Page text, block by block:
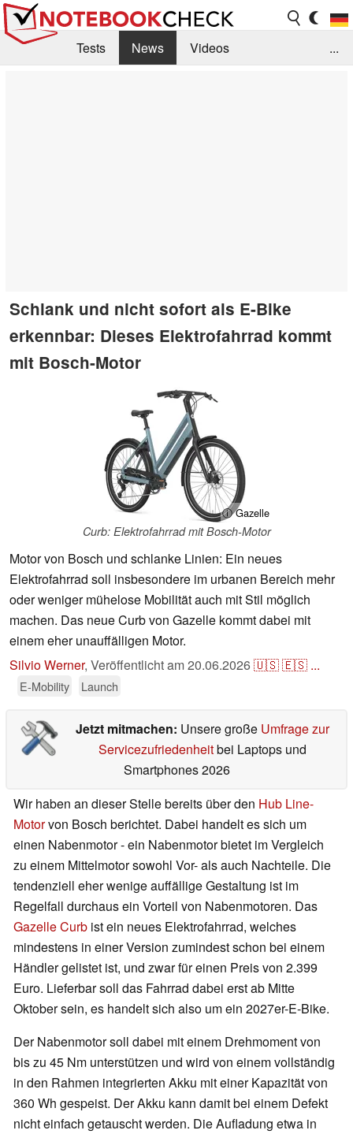
Tests News
Videos
...
Schlank und nicht sofort als E-Bike
erkennbar: Dieses Elektrofahrrad kommt
mit Bosch-Motor
ⓘ Gazelle
Curb: Elektrofahrrad mit Bosch-Motor
Motor von Bosch und schlanke Linien: Ein neues
Elektrofahrrad soll insbesondere im urbanen Bereich mehr
oder weniger mühelose Mobilität auch mit Stil möglich
machen. Das neue Curb von Gazelle kommt dabei mit
einem eher unauffälligen Motor.
Silvio Werner, Veröffentlicht am20.06.2026🇺🇸🇪🇸 ...
E-Mobility Launch
Jetzt mitmachen: Unsere große Umfrage zur
Servicezufriedenheitbei Laptops und
Smartphones 2026
Wir haben an dieser Stelle bereits über den Hub Line-
Motorvon Bosch berichtet. Dabei handelt es sich um
einen Nabenmotor - ein Nabenmotor bietet im Vergleich
zu einem Mittelmotor sowohl Vor- als auch Nachteile. Die
tendenziell eher wenige auffällige Gestaltung ist im
Regelfall durchaus ein Vorteil von Nabenmotoren. Das
Gazelle Curb ist ein neues Elektrofahrrad, welches
mindestens in einer Version zumindest schon bei einem
Händler gelistet ist, und zwar für einen Preis von 2.399
Euro. Lieferbar soll das Fahrrad dabei erst ab Mitte
Oktober sein, es handelt sich also um ein 2027er-E-Bike.
Der Nabenmotor soll dabei mit einem Drehmoment von
bis zu 45 Nm unterstützen und wird von einem vollständig
in den Rahmen integrierten Akku mit einer Kapazität von
360 Wh gespeist. Der Akku kann damit bei einem Defekt
nicht einfach getauscht werden. Die Aufladung etwa in